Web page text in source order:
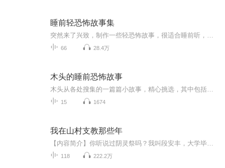
睡前轻恐怖故事集
66 28.4万
木头的睡前恐怖故事
15 1674
我在山村支教那些年
118 222.2万